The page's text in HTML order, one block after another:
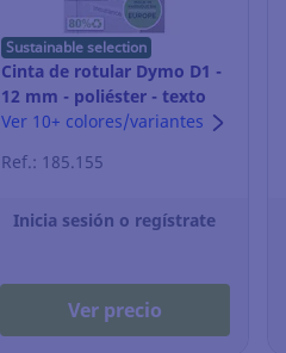
Sustainable selection
Cinta de rotular Dymo D1 -
12 mm - poliéster - texto
negro/fondo blanco
Ver 10+ colores/variantes
Ref.: 185.155
Inicia sesión o regístrate
Ver precio